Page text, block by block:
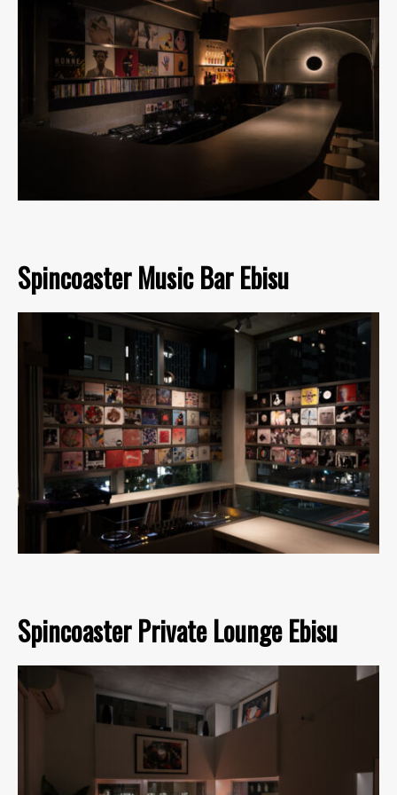
Spincoaster Music Bar Ebisu
Spincoaster Private Lounge Ebisu